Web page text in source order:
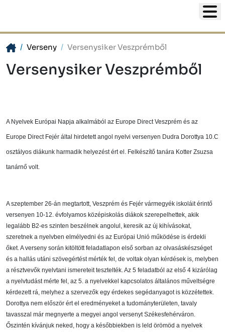
Verseny Versenysiker Veszprémből
Versenysiker Veszprémből
A Nyelvek Európai Napja alkalmából az Europe Direct Veszprém és az
Europe Direct Fejér által hirdetett angol nyelvi versenyen Dudra Dorottya 10.C
osztályos diákunk harmadik helyezést ért el. Felkészítő tanára Kotter Zsuzsa
tanárnő volt.
A szeptember 26-án megtartott, Veszprém és Fejér vármegyék iskoláit érintő
versenyen 10-12. évfolyamos középiskolás diákok szerepelhettek, akik
legalább B2-es szinten beszélnek angolul, keresik az új kihívásokat,
szeretnek a nyelvben elmélyedni és az Európai Unió működése is érdekli
őket. A verseny során kitöltött feladatlapon első sorban az olvasáskészséget
és a hallás utáni szövegértést mérték fel, de voltak olyan kérdések is, melyben
a résztvevők nyelvtani ismereteit tesztelték. Az 5 feladatból az első 4 kizárólag
a nyelvtudást mérte fel, az 5. a nyelvekkel kapcsolatos általános műveltségre
kérdezett rá, melyhez a szervezők egy érdekes segédanyagot is közzétettek.
Dorottya nem először ért el eredményeket a tudományterületen, tavaly
tavasszal már megnyerte a megyei angol versenyt Székesfehérváron.
Őszintén kívánjuk neked, hogy a későbbiekben is leld örömöd a nyelvek